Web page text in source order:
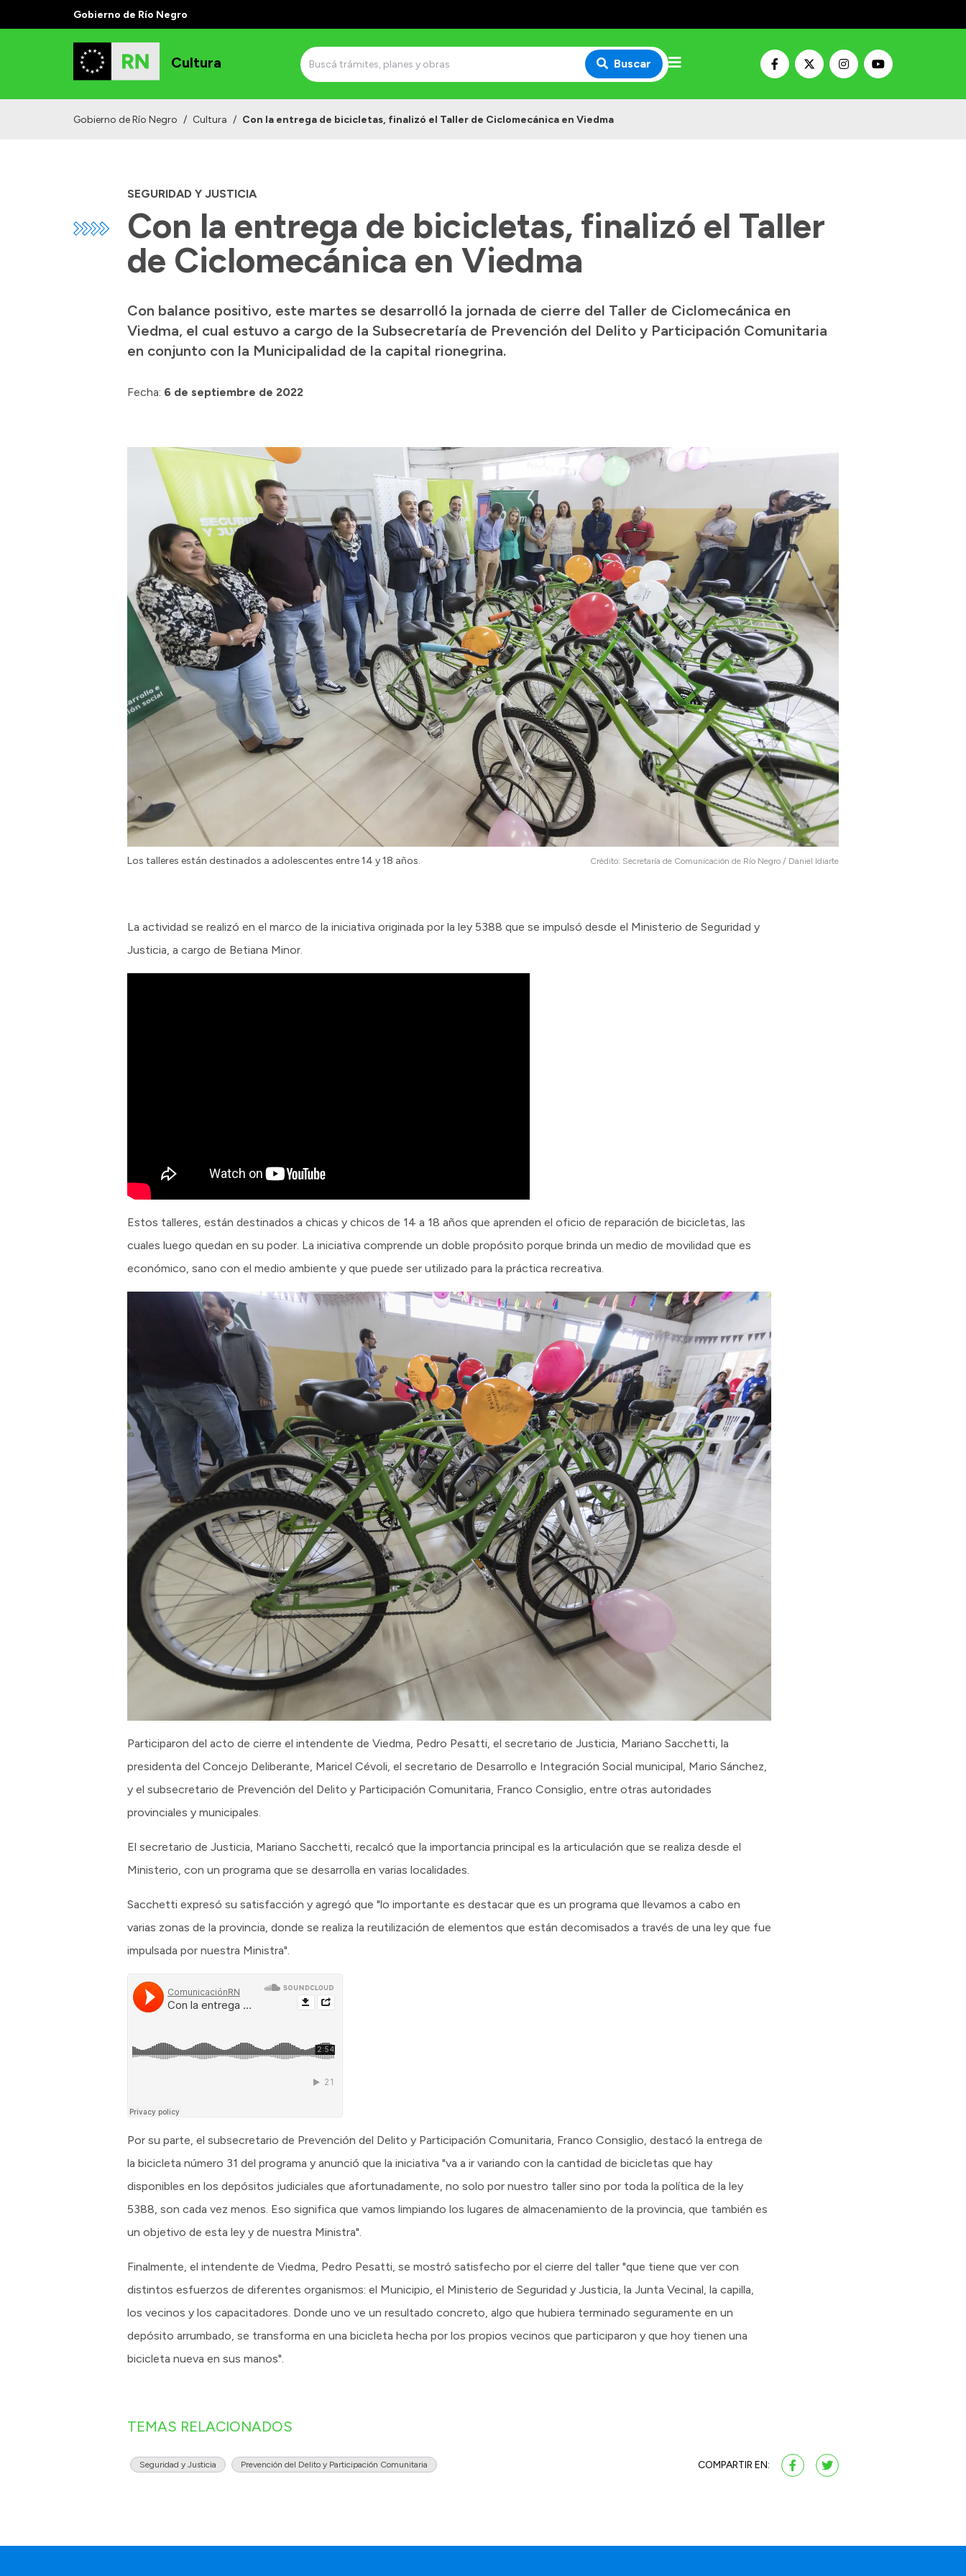
Gobierno de Río Negro
Cultura Buscar
Gobierno de Río Negro / Cultura / Con la entrega de bicicletas, finalizó el Taller de Ciclomecánica en Viedma
SEGURIDAD Y JUSTICIA
Con la entrega de bicicletas, finalizó el Taller
de Ciclomecánica en Viedma
Con balance positivo, este martes se desarrolló la jornada de cierre del Taller de Ciclomecánica en
Viedma, el cual estuvo a cargo de la Subsecretaría de Prevención del Delito y Participación Comunitaria
en conjunto con la Municipalidad de la capital rionegrina.
Fecha: 6 de septiembre de 2022
Los talleres están destinados a adolescentes entre 14 y 18 años. Crédito: Secretaría de Comunicación de Río Negro / Daniel Idiarte
La actividad se realizó en el marco de la iniciativa originada por la ley 5388 que se impulsó desde el Ministerio de Seguridad y
Justicia, a cargo de Betiana Minor.
Estos talleres, están destinados a chicas y chicos de 14 a 18 años que aprenden el oficio de reparación de bicicletas, las
cuales luego quedan en su poder. La iniciativa comprende un doble propósito porque brinda un medio de movilidad que es
económico, sano con el medio ambiente y que puede ser utilizado para la práctica recreativa.
Participaron del acto de cierre el intendente de Viedma, Pedro Pesatti, el secretario de Justicia, Mariano Sacchetti, la
presidenta del Concejo Deliberante, Maricel Cévoli, el secretario de Desarrollo e Integración Social municipal, Mario Sánchez,
y el subsecretario de Prevención del Delito y Participación Comunitaria, Franco Consiglio, entre otras autoridades
provinciales y municipales.
El secretario de Justicia, Mariano Sacchetti, recalcó que la importancia principal es la articulación que se realiza desde el
Ministerio, con un programa que se desarrolla en varias localidades.
Sacchetti expresó su satisfacción y agregó que "lo importante es destacar que es un programa que llevamos a cabo en
varias zonas de la provincia, donde se realiza la reutilización de elementos que están decomisados a través de una ley que fue
impulsada por nuestra Ministra".
Por su parte, el subsecretario de Prevención del Delito y Participación Comunitaria, Franco Consiglio, destacó la entrega de
la bicicleta número 31 del programa y anunció que la iniciativa "va a ir variando con la cantidad de bicicletas que hay
disponibles en los depósitos judiciales que afortunadamente, no solo por nuestro taller sino por toda la política de la ley
5388, son cada vez menos. Eso significa que vamos limpiando los lugares de almacenamiento de la provincia, que también es
un objetivo de esta ley y de nuestra Ministra".
Finalmente, el intendente de Viedma, Pedro Pesatti, se mostró satisfecho por el cierre del taller "que tiene que ver con
distintos esfuerzos de diferentes organismos: el Municipio, el Ministerio de Seguridad y Justicia, la Junta Vecinal, la capilla,
los vecinos y los capacitadores. Donde uno ve un resultado concreto, algo que hubiera terminado seguramente en un
depósito arrumbado, se transforma en una bicicleta hecha por los propios vecinos que participaron y que hoy tienen una
bicicleta nueva en sus manos".
TEMAS RELACIONADOS
Seguridad y Justicia Prevención del Delito y Participación Comunitaria COMPARTIR EN: